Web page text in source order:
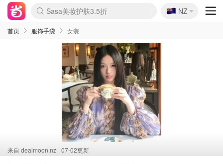
lululemon折扣上新
Sasa美妆护肤3.5折
SSENSE年中3折
FreshBeauty好价汇总
Cettire降价+叠9折
WWS Coles超市实拍
viagogo二手票捡漏
Myer超级周末1折
The Outnet奢牌1折起
David Jones 3折起
Flannels大牌1折
Perfumes Club护肤1折
AMIRO返校季6.2折
Amazon折扣汇总
eToro入金$200送$50
Amazon数码好物
ICONIC本周7.5折
ThedoubleF高奢地板价
Moose Knuckles 6折
丝芙兰5折起
EUFY官网3.7折起
Selenichast首饰2折
Trip机票酒店促销
YSL送5件彩妆礼
Amazon家居好物
Amazon美妆护肤
雅漾大喷$8
过敏原检测盒$33
伊索独家赠50ml沐浴露
科颜氏清仓3折
SEALIFE海洋馆门票6折
丝塔芙大白罐$16
订阅Newsletter送香薰
Cult Beauty 6.8折
Harrods圣诞日历2.3折
LN-CC奢牌私促3折
d'Alba空姐喷雾$16
EVE LOM套装逆天2折
Bernardelli独家4折
Adore Beauty 6折起
CT圣诞日历
Mytheresa奢品2.7折
Luxury Escapes 9折
Currentbody美容仪9折
MOON Garden Live
Roborock扫地机3.7折
Tingo Life水杯$24
Valentino官网5折
CR洗发护发6.3折
修丽可套装7.4折
Myer彩妆2件7折
GANNI官网4.5折
Stylevana韩妆4折
Tessabit高奢8.5折
OGX洗护4折
Amazon阿德莱德次日达
卡诗8.5折+赠礼
Philips Hue灯具8折
🇳🇿
NZ
首页 服饰手袋 女装
来自 dealmoon.nz 07-02更新